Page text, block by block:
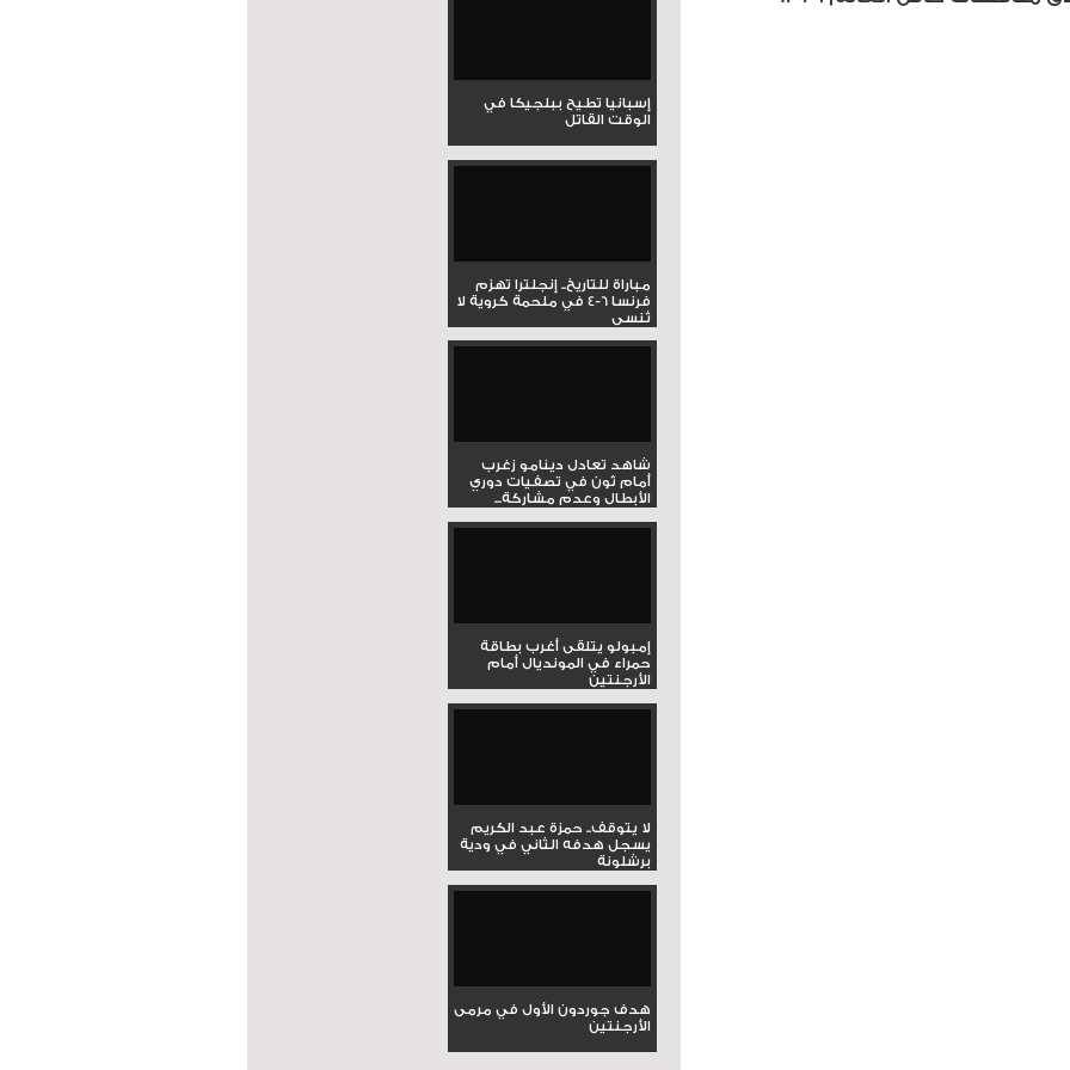
إسبانيا تطيح ببلجيكا في
الوقت القاتل
مباراة للتاريخ.. إنجلترا تهزم
فرنسا 6-4 في ملحمة كروية لا
تُنسى
شاهد تعادل دينامو زغرب
أمام ثون في تصفيات دوري
الأبطال وعدم مشاركة...
إمبولو يتلقى أغرب بطاقة
حمراء في المونديال أمام
الأرجنتين
لا يتوقف.. حمزة عبد الكريم
يسجل هدفه الثاني في ودية
برشلونة
هدف جوردون الأول في مرمى
الأرجنتين